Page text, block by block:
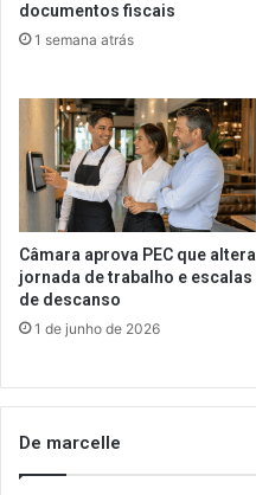
documentos fiscais
1 semana atrás
Câmara aprova PEC que altera
jornada de trabalho e escalas
de descanso
1 de junho de 2026
De marcelle